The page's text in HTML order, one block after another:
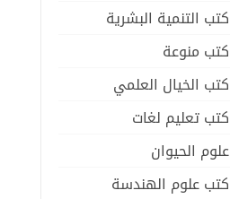
كتب التنمية البشرية
كتب منوعة
كتب الخيال العلمي
كتب تعليم لغات
علوم الحيوان
كتب علوم الهندسة